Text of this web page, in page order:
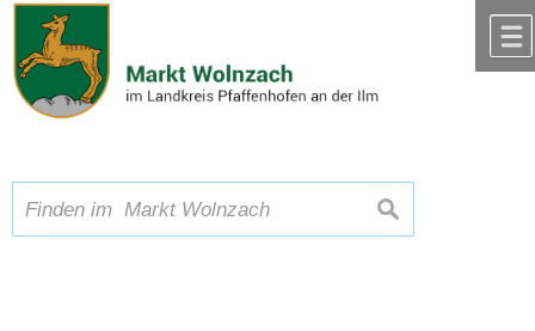
Zum Inhalt,zur Navigation
Schriftgröße A A A suchen